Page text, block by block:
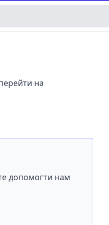
на
допомогти нам